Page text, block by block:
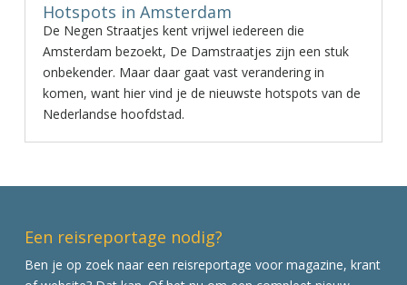
Hotspots in Amsterdam
De Negen Straatjes kent vrijwel iedereen die
Amsterdam bezoekt, De Damstraatjes zijn een stuk
onbekender. Maar daar gaat vast verandering in
komen, want hier vind je de nieuwste hotspots van de
Nederlandse hoofdstad.
Een reisreportage nodig?
Ben je op zoek naar een reisreportage voor magazine, krant